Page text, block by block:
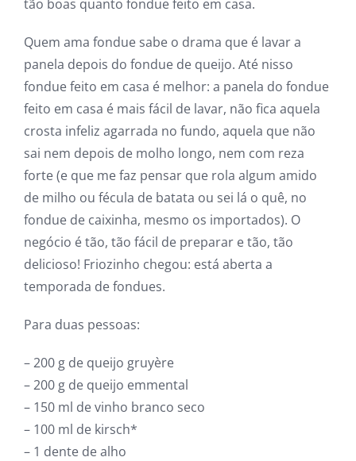
tão boas quanto fondue feito em casa.
Quem ama fondue sabe o drama que é lavar a
panela depois do fondue de queijo. Até nisso
fondue feito em casa é melhor: a panela do fondue
feito em casa é mais fácil de lavar, não fica aquela
crosta infeliz agarrada no fundo, aquela que não
sai nem depois de molho longo, nem com reza
forte (e que me faz pensar que rola algum amido
de milho ou fécula de batata ou sei lá o quê, no
fondue de caixinha, mesmo os importados). O
negócio é tão, tão fácil de preparar e tão, tão
delicioso! Friozinho chegou: está aberta a
temporada de fondues.
Para duas pessoas:
– 200 g de queijo gruyère
– 200 g de queijo emmental
– 150 ml de vinho branco seco
– 100 ml de kirsch*
– 1 dente de alho